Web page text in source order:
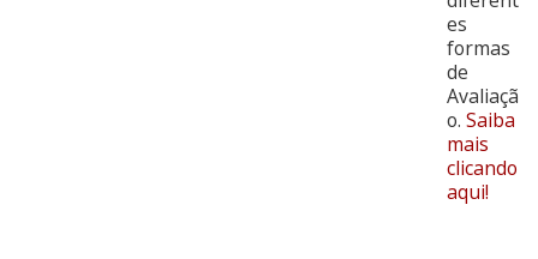
es
formas
de
Avaliaçã
o. Saiba
mais
clicando
aqui!